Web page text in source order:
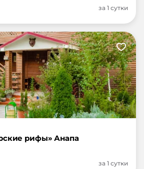
за 1 сутки
рифы» Анапа
за 1 сутки